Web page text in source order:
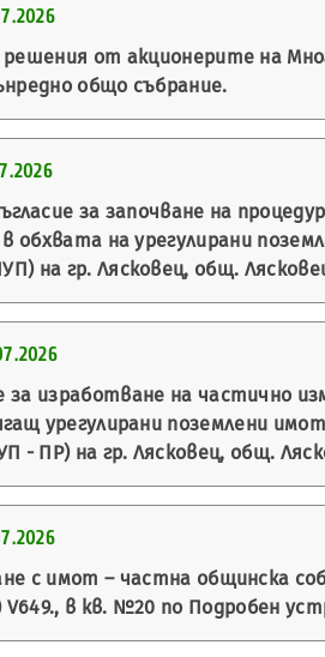
от акционерите на
общо събрание.
за започване на
обхвата на урегулирани
на гр. Лясковец, общ.
за изработване на частично
урегулирани поземлени
- ПР) на гр. Лясковец, общ.
с имот – частна общинска
в кв. №20 по Подробен